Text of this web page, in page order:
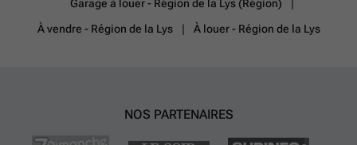
professionnels dans les plus brefs délais. En savoir plus ?
Garage à louer - Région de la Lys (Région)
À vendre - Région de la Lys
À louer - Région de la Lys
NOS PARTENAIRES